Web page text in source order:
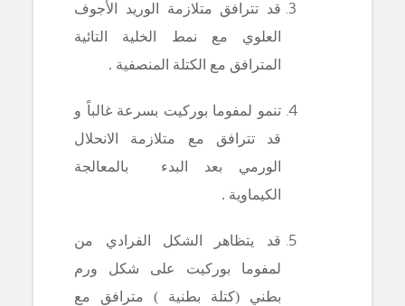
قد تترافق متلازمة الوريد الأجوف
العلوي مع نمط الخلية التائية
المترافق مع الكتلة المنصفية .
تنمو لمفوما بوركيت بسرعة غالباً و
قد تترافق مع متلازمة الانحلال
الورمي بعد البدء بالمعالجة
الكيماوية .
قد يتظاهر الشكل الفرادي من
لمفوما بوركيت على شكل ورم
بطني (كتلة بطنية ) مترافق مع